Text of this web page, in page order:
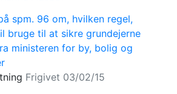
spm. 96 om, hvilken regel,
bruge til at sikre grundejerne
ministeren for by, bolig og
Frigivet 03/02/15